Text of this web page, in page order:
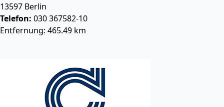
13597 Berlin
Telefon: 030 367582-10
Entfernung: 465.49 km